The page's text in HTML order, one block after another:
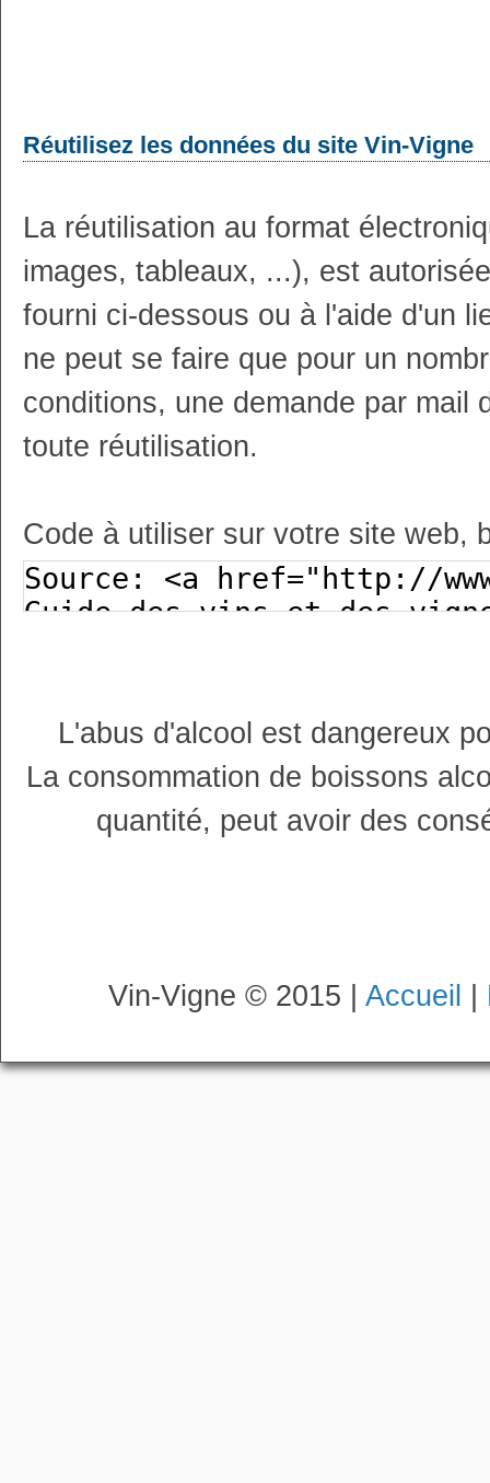
Réutilisez les données du site Vin-Vigne
La réutilisation au format
images, tableaux, ...), est
fourni ci-dessous ou à l'aide d'un
ne peut se faire que pour un
conditions, une demande par mail
toute réutilisation.
Code à utiliser sur votre site web,
L'abus d'alcool est dangereux
La consommation de boissons
quantité, peut avoir des
Vin-Vigne © 2015 | Accueil